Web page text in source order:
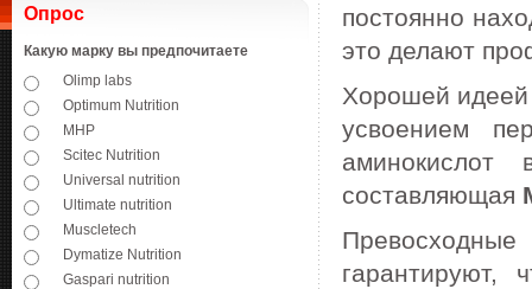
Опрос
Какую марку вы предпочитаете
Olimp labs
Optimum Nutrition
MHP
Scitec Nutrition
Universal nutrition
Ultimate nutrition
Muscletech
Dymatize Nutrition
Gaspari nutrition
постоянно
это делают
Хорошей идеей
усвоением
составляющая
гарантируют,